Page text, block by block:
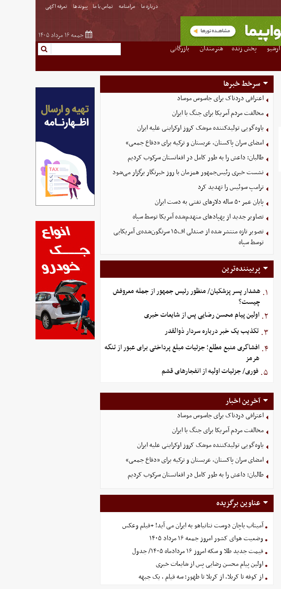
درباره ما مرامنامه تماس با ما پیوندها تعرفه اگهی
جمعه ۱۶ مرداد ۱۴۰۵
آرشیو پخش زنده هنرمندان
بازرگانی
سرخط خبرها
اعترافی دردناک برای جاسوس موساد
مخالفت مردم آمریکا برای جنگ با ایران
یاوه‌گویی تولیدکننده موشک کروز اوکراینی علیه ایران
امضای سران پاکستان، عربستان و ترکیه برای «دفاع جمعی»
طالبان: داعش را به طور کامل در افغانستان سرکوب کردیم
نشست خبری رئیس‌جمهور همزمان با روز خبرنگار برگزار می‌شود
ترامپ سوئیس را تهدید کرد
پایان عمر ۵۰ ساله دلارهای نفتی به دست ایران
تصاویر جدید از پهپادهای منهدم‌شده آمریکا توسط سپاه
تصویر تازه منتشر شده از صندلی اف۱۵ سرنگون‌شده‌ی آمریکایی
توسط سپاه
پربیننده‌ترین
۱. هشدار پسر پزشکیان/ منظور رئیس جمهور از جمله معروفش
چیست؟
۲. اولین پیام محسن رضایی پس از شایعات خبری
۳. تکذیب یک خبر درباره سردار ذوالقدر
۴. افشاگری منبع مطلع؛ جزئیات مبلغ پرداختی برای عبور از تنگه
هرمز
۵. فوری/ جزئیات اولیه از انفجارهای قشم
آخرین اخبار
اعترافی دردناک برای جاسوس موساد
مخالفت مردم آمریکا برای جنگ با ایران
یاوه‌گویی تولیدکننده موشک کروز اوکراینی علیه ایران
امضای سران پاکستان، عربستان و ترکیه برای «دفاع جمعی»
طالبان: داعش را به طور کامل در افغانستان سرکوب کردیم
عناوین برگزیده
آمیتاب باچان دوست نتانیاهو به ایران می آید! +فیلم وعکس
وضعیت هوای کشور امروز جمعه ۱۶ مرداد ۱۴۰۵
قیمت جدید طلا و سکه امروز ۱۶ مردادماه ۱۴۰۵/ جدول
اولین پیام محسن رضایی پس از شایعات خبری
از کوفه تا کربلا، از کربلا تا ظهور؛ سه قیام ، یک جبهه